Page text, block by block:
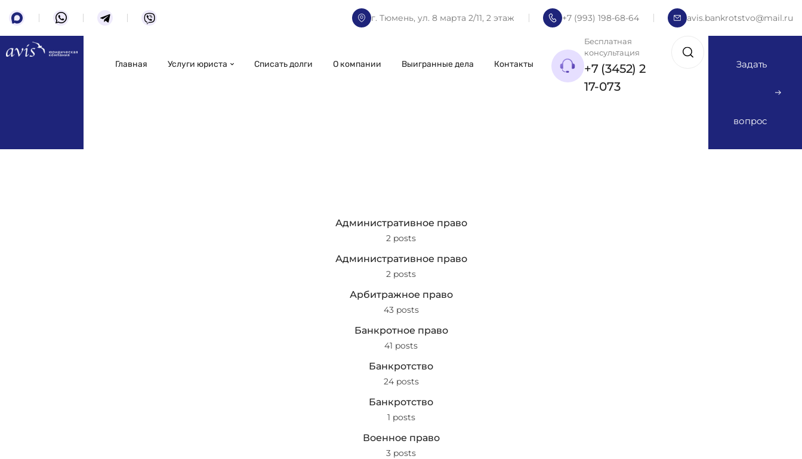
г. Тюмень, ул. 8 марта 2/11, 2 этаж +7 (993) 198-68-64 avis.bankrotstvo@mail.ru
Главная Услуги юриста Списать долги О компании Выигранные дела Контакты
Бесплатная
консультация
+7 (3452) 2
17-073
Задать
вопрос
Административное право
2 posts
Административное право
2 posts
Арбитражное право
43 posts
Банкротное право
41 posts
Банкротство
24 posts
Банкротство
1 posts
Военное право
3 posts